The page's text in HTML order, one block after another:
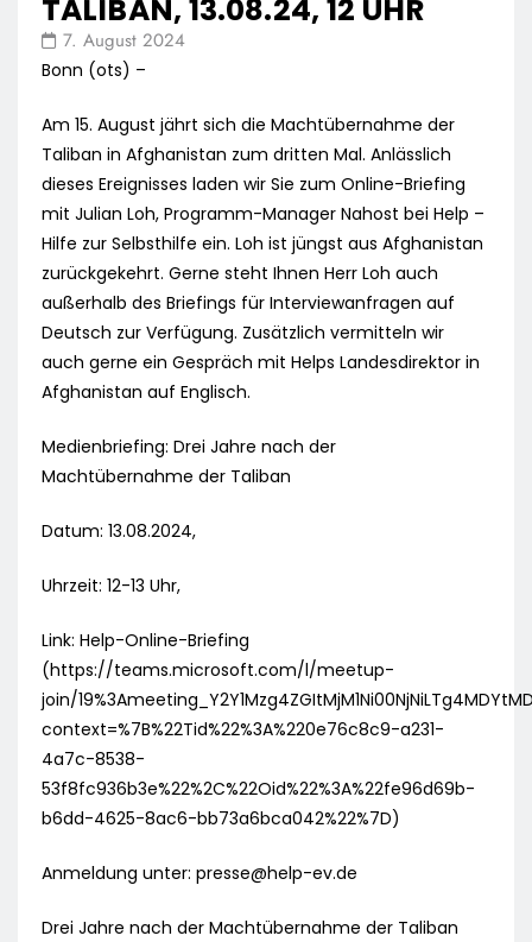
TALIBAN, 13.08.24, 12 UHR
7. August 2024
Bonn (ots) –
Am 15. August jährt sich die Machtübernahme der
Taliban in Afghanistan zum dritten Mal. Anlässlich
dieses Ereignisses laden wir Sie zum Online-Briefing
mit Julian Loh, Programm-Manager Nahost bei Help –
Hilfe zur Selbsthilfe ein. Loh ist jüngst aus Afghanistan
zurückgekehrt. Gerne steht Ihnen Herr Loh auch
außerhalb des Briefings für Interviewanfragen auf
Deutsch zur Verfügung. Zusätzlich vermitteln wir
auch gerne ein Gespräch mit Helps Landesdirektor in
Afghanistan auf Englisch.
Medienbriefing: Drei Jahre nach der
Machtübernahme der Taliban
Datum: 13.08.2024,
Uhrzeit: 12-13 Uhr,
Link: Help-Online-Briefing
(https://teams.microsoft.com/l/meetup-
join/
context=%7B%22Tid%22%3A%220e76c8c9-a231-
4a7c-8538-
53f8fc936b3e%22%2C%22Oid%22%3A%22fe96d69b-
b6dd-4625-8ac6-bb73a6bca042%22%7D)
Anmeldung unter: presse@help-ev.de
Drei Jahre nach der Machtübernahme der Taliban